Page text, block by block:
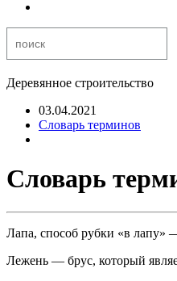
Деревянное строительство
03.04.2021
Словарь терминов
Словарь
Лапа, способ рубки «в лапу»
Лежень — брус, который